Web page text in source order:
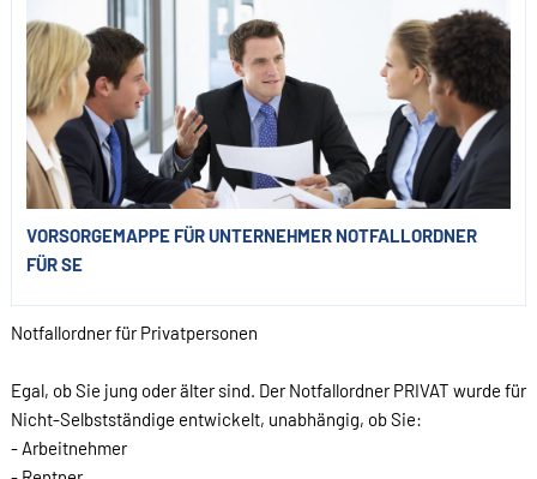
VORSORGEMAPPE FÜR UNTERNEHMER NOTFALLORDNER
FÜR SE
Notfallordner für Privatpersonen
Egal, ob Sie jung oder älter sind. Der Notfallordner PRIVAT wurde für
Nicht-Selbstständige entwickelt, unabhängig, ob Sie:
- Arbeitnehmer